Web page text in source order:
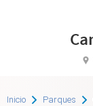
Inicio Parques